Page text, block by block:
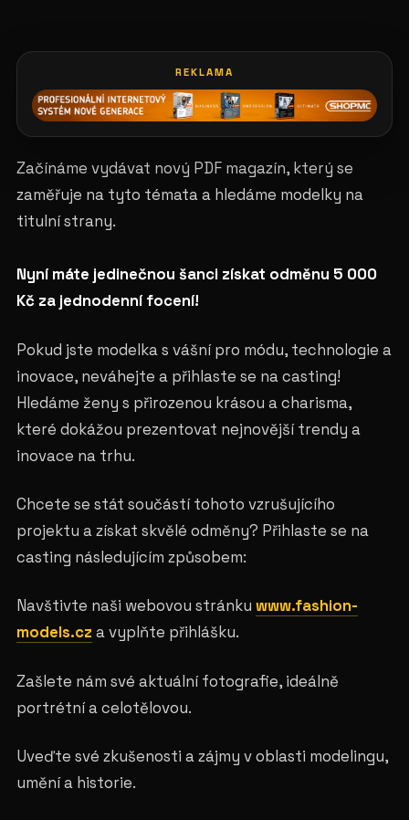
REKLAMA
Začínáme vydávat nový PDF magazín, který se
zaměřuje na tyto témata a hledáme modelky na
titulní strany.
Nyní máte jedinečnou šanci získat odměnu 5 000
Kč za jednodenní focení!
Pokud jste modelka s vášní pro módu, technologie a
inovace, neváhejte a přihlaste se na casting!
Hledáme ženy s přirozenou krásou a charisma,
které dokážou prezentovat nejnovější trendy a
inovace na trhu.
Chcete se stát součástí tohoto vzrušujícího
projektu a získat skvělé odměny? Přihlaste se na
casting následujícím způsobem:
Navštivte naši webovou stránku www.fashion-
models.cz a vyplňte přihlášku.
Zašlete nám své aktuální fotografie, ideálně
portrétní a celotělovou.
Uveďte své zkušenosti a zájmy v oblasti modelingu,
umění a historie.